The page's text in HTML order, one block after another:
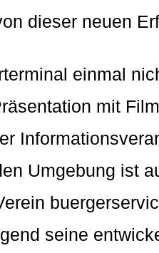
dieser neuen
einmal
mit
Umgebung ist
seine